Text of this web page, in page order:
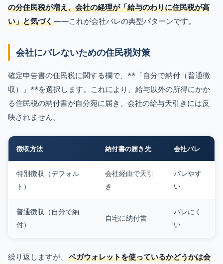
の分住民税が増え、会社の経理が「給与のわりに住民税が高
い」と気づく——これが会社バレの典型パターンです。
会社にバレないための住民税対策
確定申告書の住民税に関する欄で、**「自分で納付（普通徴
収）」**を選択します。これにより、給与以外の所得にかか
る住民税の納付書が自分宛に届き、会社の給与天引きには反
映されません。
徴収方法 納付書の届き先 会社バレ
特別徴収（デフォル
ト）
会社経由で天引
き
バレやす
い
普通徴収（自分で納
付）
自宅に納付書
バレにく
い
繰り返しますが、 ベガウォレットを使っているかどうかは会